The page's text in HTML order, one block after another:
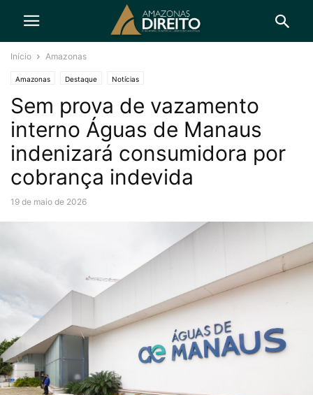
Início Amazonas
Amazonas Destaque Notícias
Sem prova de vazamento
interno Águas de Manaus
indenizará consumidora por
cobrança indevida
19 de maio de 2026